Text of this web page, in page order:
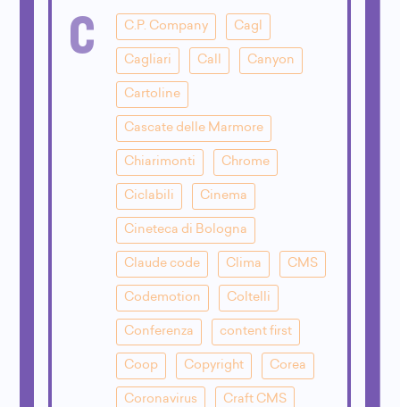
C C.P. Company Cagl
Cagliari Call Canyon
Cartoline
Cascate delle Marmore
Chiarimonti Chrome
Ciclabili Cinema
Cineteca di Bologna
Claude code Clima CMS
Codemotion Coltelli
Conferenza content first
Coop Copyright Corea
Coronavirus Craft CMS